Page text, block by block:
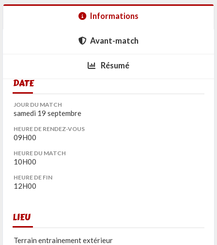
Informations
Avant-match
Résumé
DATE
JOUR DU MATCH
samedi 19 septembre
HEURE DE RENDEZ-VOUS
09H00
HEURE DU MATCH
10H00
HEURE DE FIN
12H00
LIEU
Terrain entrainement extérieur